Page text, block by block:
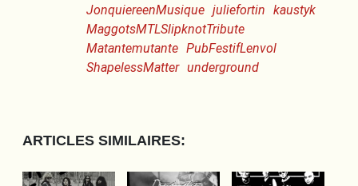
JonquiereenMusique juliefortin kaustyk
MaggotsMTLSlipknotTribute
Matantemutante PubFestifLenvol
ShapelessMatter underground
ARTICLES SIMILAIRES: